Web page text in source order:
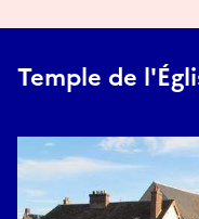
Temple de